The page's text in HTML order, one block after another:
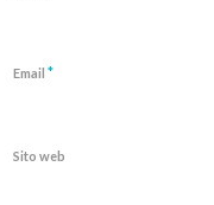
Email *
Sito web